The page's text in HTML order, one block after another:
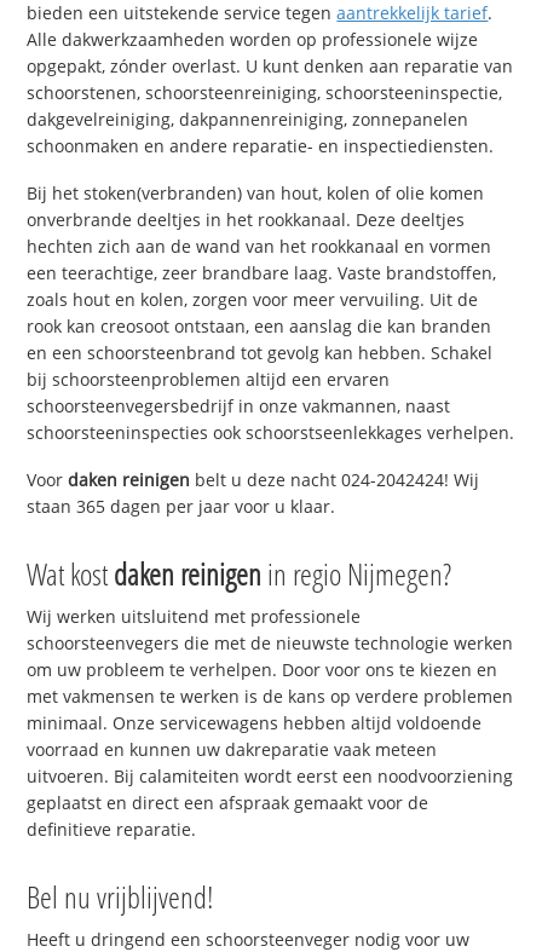
bieden een uitstekende service tegenaantrekkelijk tarief.
Alle dakwerkzaamheden worden op professionele wijze
opgepakt, zónder overlast. U kunt denken aan reparatie van
schoorstenen, schoorsteenreiniging, schoorsteeninspectie,
dakgevelreiniging, dakpannenreiniging, zonnepanelen
schoonmaken en andere reparatie- en inspectiediensten.
Bij het stoken(verbranden) van hout, kolen of olie komen
onverbrande deeltjes in het rookkanaal. Deze deeltjes
hechten zich aan de wand van het rookkanaal en vormen
een teerachtige, zeer brandbare laag. Vaste brandstoffen,
zoals hout en kolen, zorgen voor meer vervuiling. Uit de
rook kan creosoot ontstaan, een aanslag die kan branden
en een schoorsteenbrand tot gevolg kan hebben. Schakel
bij schoorsteenproblemen altijd een ervaren
schoorsteenvegersbedrijf in onze vakmannen, naast
schoorsteeninspecties ook schoorstseenlekkages verhelpen.
Voordaken reinigen belt u deze nacht 024-2042424! Wij
staan 365 dagen per jaar voor u klaar.
Wat kostdaken reinigen in regio Nijmegen?
Wij werken uitsluitend met professionele
schoorsteenvegers die met de nieuwste technologie werken
om uw probleem te verhelpen. Door voor ons te kiezen en
met vakmensen te werken is de kans op verdere problemen
minimaal. Onze servicewagens hebben altijd voldoende
voorraad en kunnen uw dakreparatie vaak meteen
uitvoeren. Bij calamiteiten wordt eerst een noodvoorziening
geplaatst en direct een afspraak gemaakt voor de
definitieve reparatie.
Bel nu vrijblijvend!
Heeft u dringend een schoorsteenveger nodig voor uw